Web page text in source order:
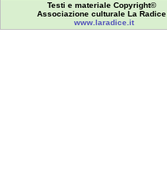
Testi e materiale Copyright©
Associazione culturale La Radice
www.laradice.it